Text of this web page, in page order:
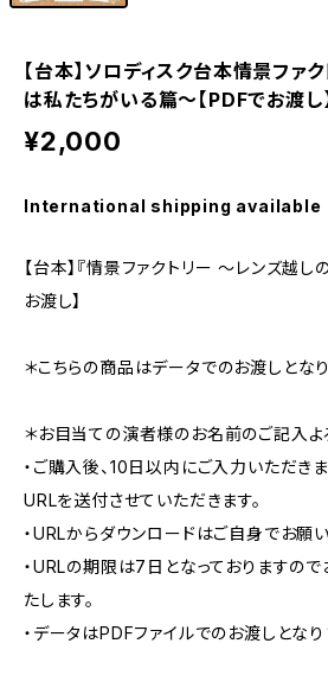
【台本】ソロディスク台本情景ファ
は私たちがいる篇〜【PDFでお渡し】
¥2,000
International shipping available
【台本】『情景ファクトリー ～レンズ越
お渡し】
＊こちらの商品はデータでのお渡しとなり
＊お目当ての演者様のお名前のご記入よ
・ご購入後、10日以内にご入力いただき
URLを送付させていただきます。
・URLからダウンロードはご自身でお願い
・URLの期限は7日となっておりますの
たします。
・データはPDFファイルでのお渡しとなり